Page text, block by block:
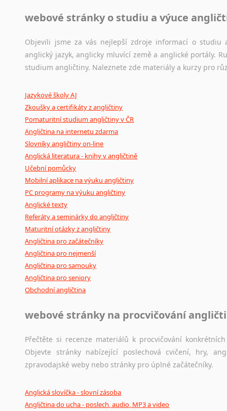
Jazykový korpus je elektronický soubor autentických
původního zdroje textu.
Ostatní pomůcky pro překladatele
poradny a pravidla
webové stránky o studiu a výuce
Objevili jsme za vás nejlepší zdroje informací o studiu
anglický jazyk, anglicky mluvící země a anglické portály.
studium angličtiny. Naleznete zde materiály a kurzy pro
Jazykové školy AJ
Zkoušky a certifikáty z angličtiny
Pomaturitní studium angličtiny v ČR
Angličtina na internetu zdarma
Slovníky angličtiny on-line
Anglická literatura - knihy v angličtině
Učební pomůcky
Mobilní aplikace na výuku angličtiny
PC programy na výuku angličtiny
Anglické texty
Referáty a seminárky do angličtiny
Maturitní otázky z angličtiny
Angličtina pro začátečníky
Angličtina pro nejmenší
Angličtina pro samouky
Angličtina pro seniory
Obchodní angličtina
webové stránky na procvičování
Přečtěte si recenze materiálů k procvičování
Objevte stránky nabízející poslechová cvičení, hry,
zpravodajské weby nebo stránky pro úplné začátečníky.
Anglická slovíčka - slovní zásoba
Angličtina do ucha - poslech, audio, MP3 a video